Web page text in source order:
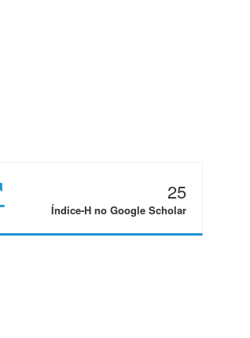
25
Índice-H no Google Scholar